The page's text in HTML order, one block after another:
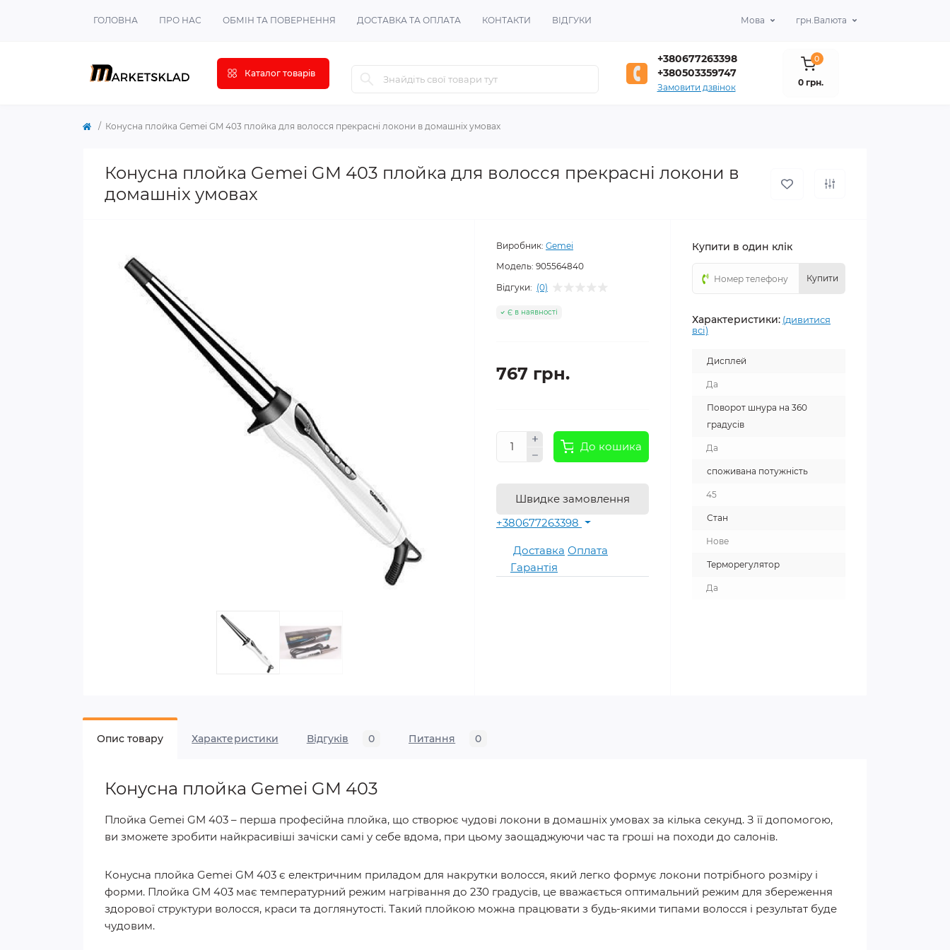
ГОЛОВНА ПРО НАС ОБМІН ТА ПОВЕРНЕННЯ ДОСТАВКА ТА ОПЛАТА КОНТАКТИ ВІДГУКИ Мова грн.Валюта
Каталог товарів
+380677263398
+380503359747
Замовити дзвінок
0
0 грн.
Конусна плойка Gemei GM 403 плойка для волосся прекрасні локони в домашніх умовах
Конусна плойка Gemei GM 403 плойка для волосся прекрасні локони в
домашніх умовах
Виробник: Gemei
Модель: 905564840
Відгуки: (0)
Є в наявності
767 грн.
До кошика
Швидке замовлення
+380677263398
Доставка Оплата
Гарантія
Купити в один клік
Купити
Характеристики: (дивитися
всі)
Дисплей
Да
Поворот шнура на 360
градусів
Да
споживана потужність
45
Стан
Нове
Терморегулятор
Да
Опис товару Характеристики Відгуків 0 Питання 0
Конусна плойка Gemei GM 403
Плойка Gemei GM 403 – перша професійна плойка, що створює чудові локони в домашніх умовах за кілька секунд. З її допомогою,
ви зможете зробити найкрасивіші зачіски самі у себе вдома, при цьому заощаджуючи час та гроші на походи до салонів.
Конусна плойка Gemei GM 403 є електричним приладом для накрутки волосся, який легко формує локони потрібного розміру і
форми. Плойка GM 403 має температурний режим нагрівання до 230 градусів, це вважається оптимальний режим для збереження
здорової структури волосся, краси та доглянутості. Такий плойкою можна працювати з будь-якими типами волосся і результат буде
чудовим.